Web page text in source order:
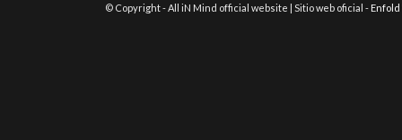
© Copyright - All iN Mind official website | Sitio web oficial -